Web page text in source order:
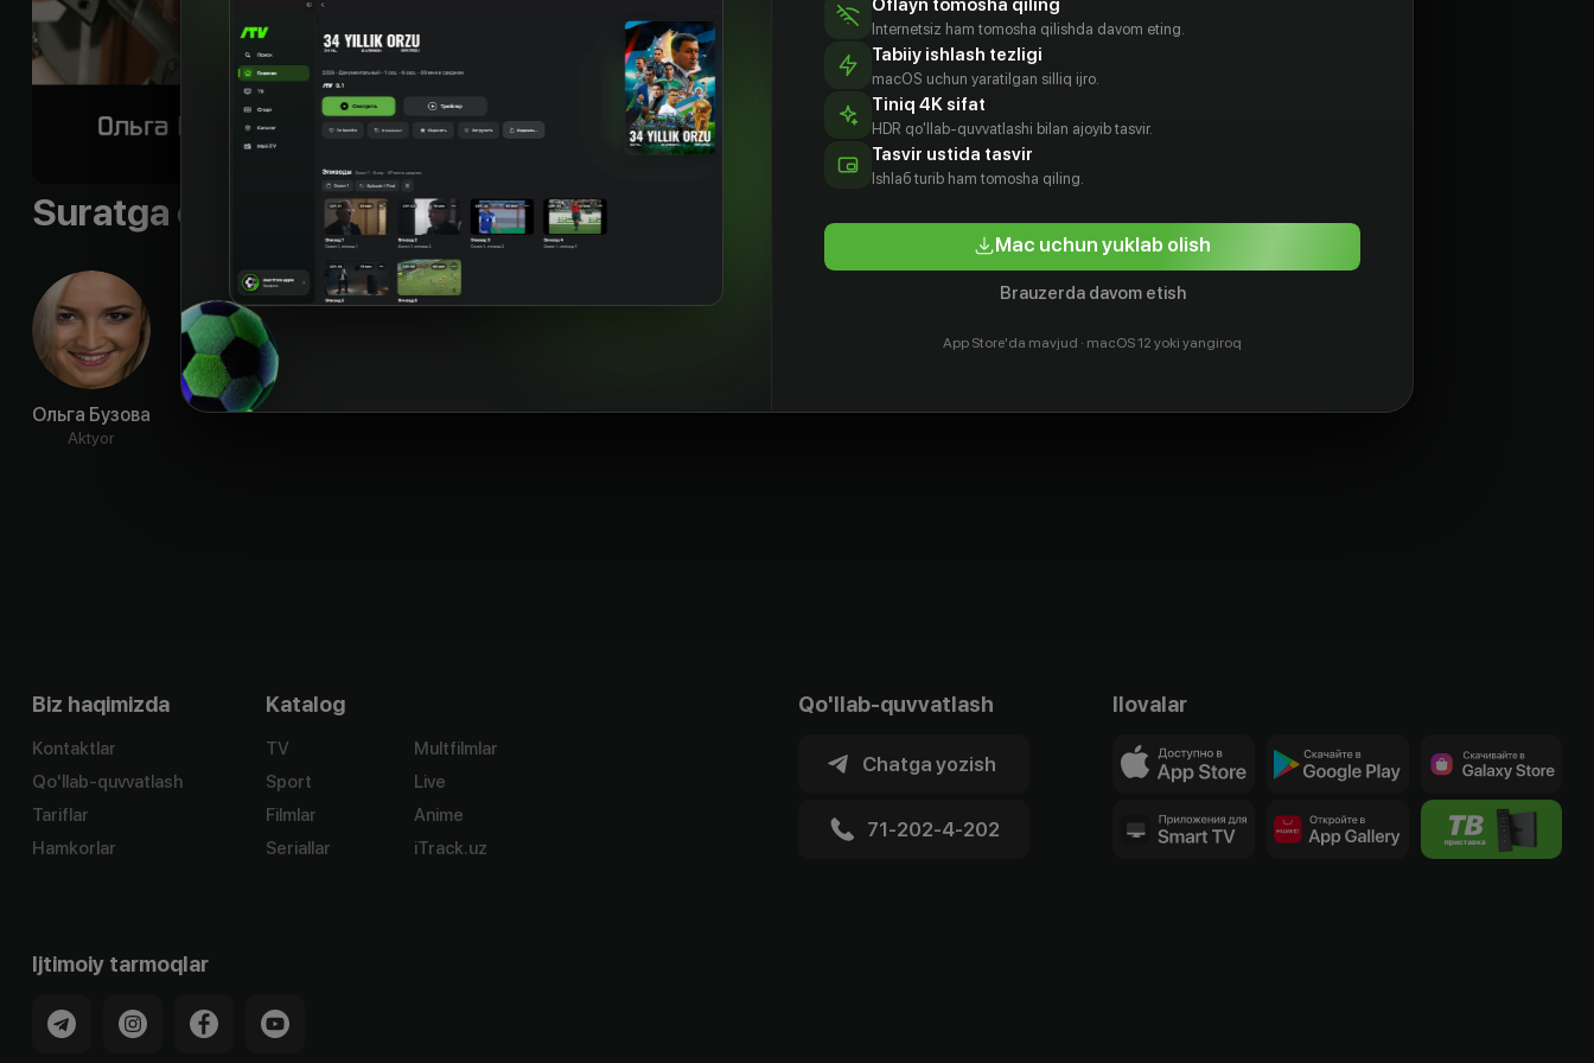
Suratga olish guruhi
Ольга Бузова
Aktyor
Biz haqimizda
Kontaktlar
Qo'llab-quvvatlash
Tariflar
Hamkorlar
Katalog
TV
Sport
Filmlar
Seriallar
Multfilmlar
Live
Anime
iTrack.uz
Qo'llab-quvvatlash
Chatga yozish
71-202-4-202
Ilovalar
Ijtimoiy tarmoqlar
Oflayn tomosha qiling
Internetsiz ham tomosha qilishda davom eting.
Tabiiy ishlash tezligi
macOS uchun yaratilgan silliq ijro.
Tiniq 4K sifat
HDR qo'llab-quvvatlashi bilan ajoyib tasvir.
Tasvir ustida tasvir
Ishlаб turib ham tomosha qiling.
Mac uchun yuklab olish
Brauzerda davom etish
App Store'da mavjud · macOS 12 yoki yangiroq